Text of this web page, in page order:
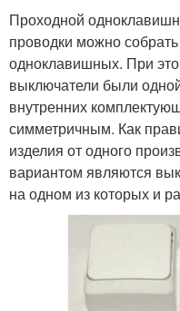
Проходной
проводки можно
одноклавишных. При
выключатели были
внутренних
симметричным. Как
изделия от одного
вариантом являются
на одном из которых и